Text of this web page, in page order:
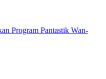
Program Pantastik Wan-